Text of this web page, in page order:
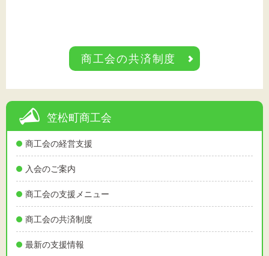
笠松町商工会
商工会の経営支援
入会のご案内
商工会の支援メニュー
商工会の共済制度
最新の支援情報
商工会の共済制度